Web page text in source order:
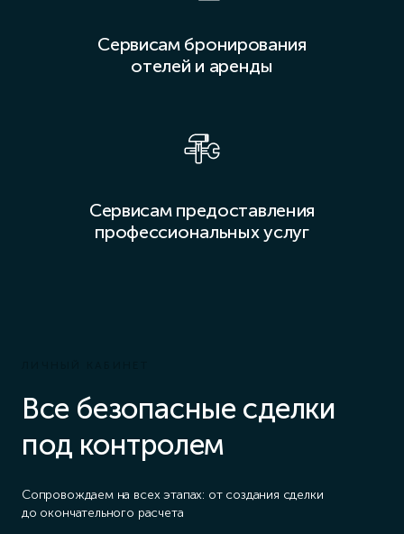
Сервисам бронирования
отелей и аренды
Сервисам предоставления
профессиональных услуг
Все безопасные сделки
под контролем
Сопровождаем на всех этапах: от создания сделки
до окончательного расчета